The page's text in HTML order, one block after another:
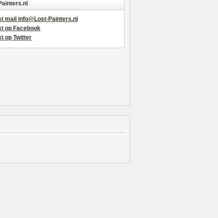
mail info@Lost-Painters.nl
op Facebook
op Twitter